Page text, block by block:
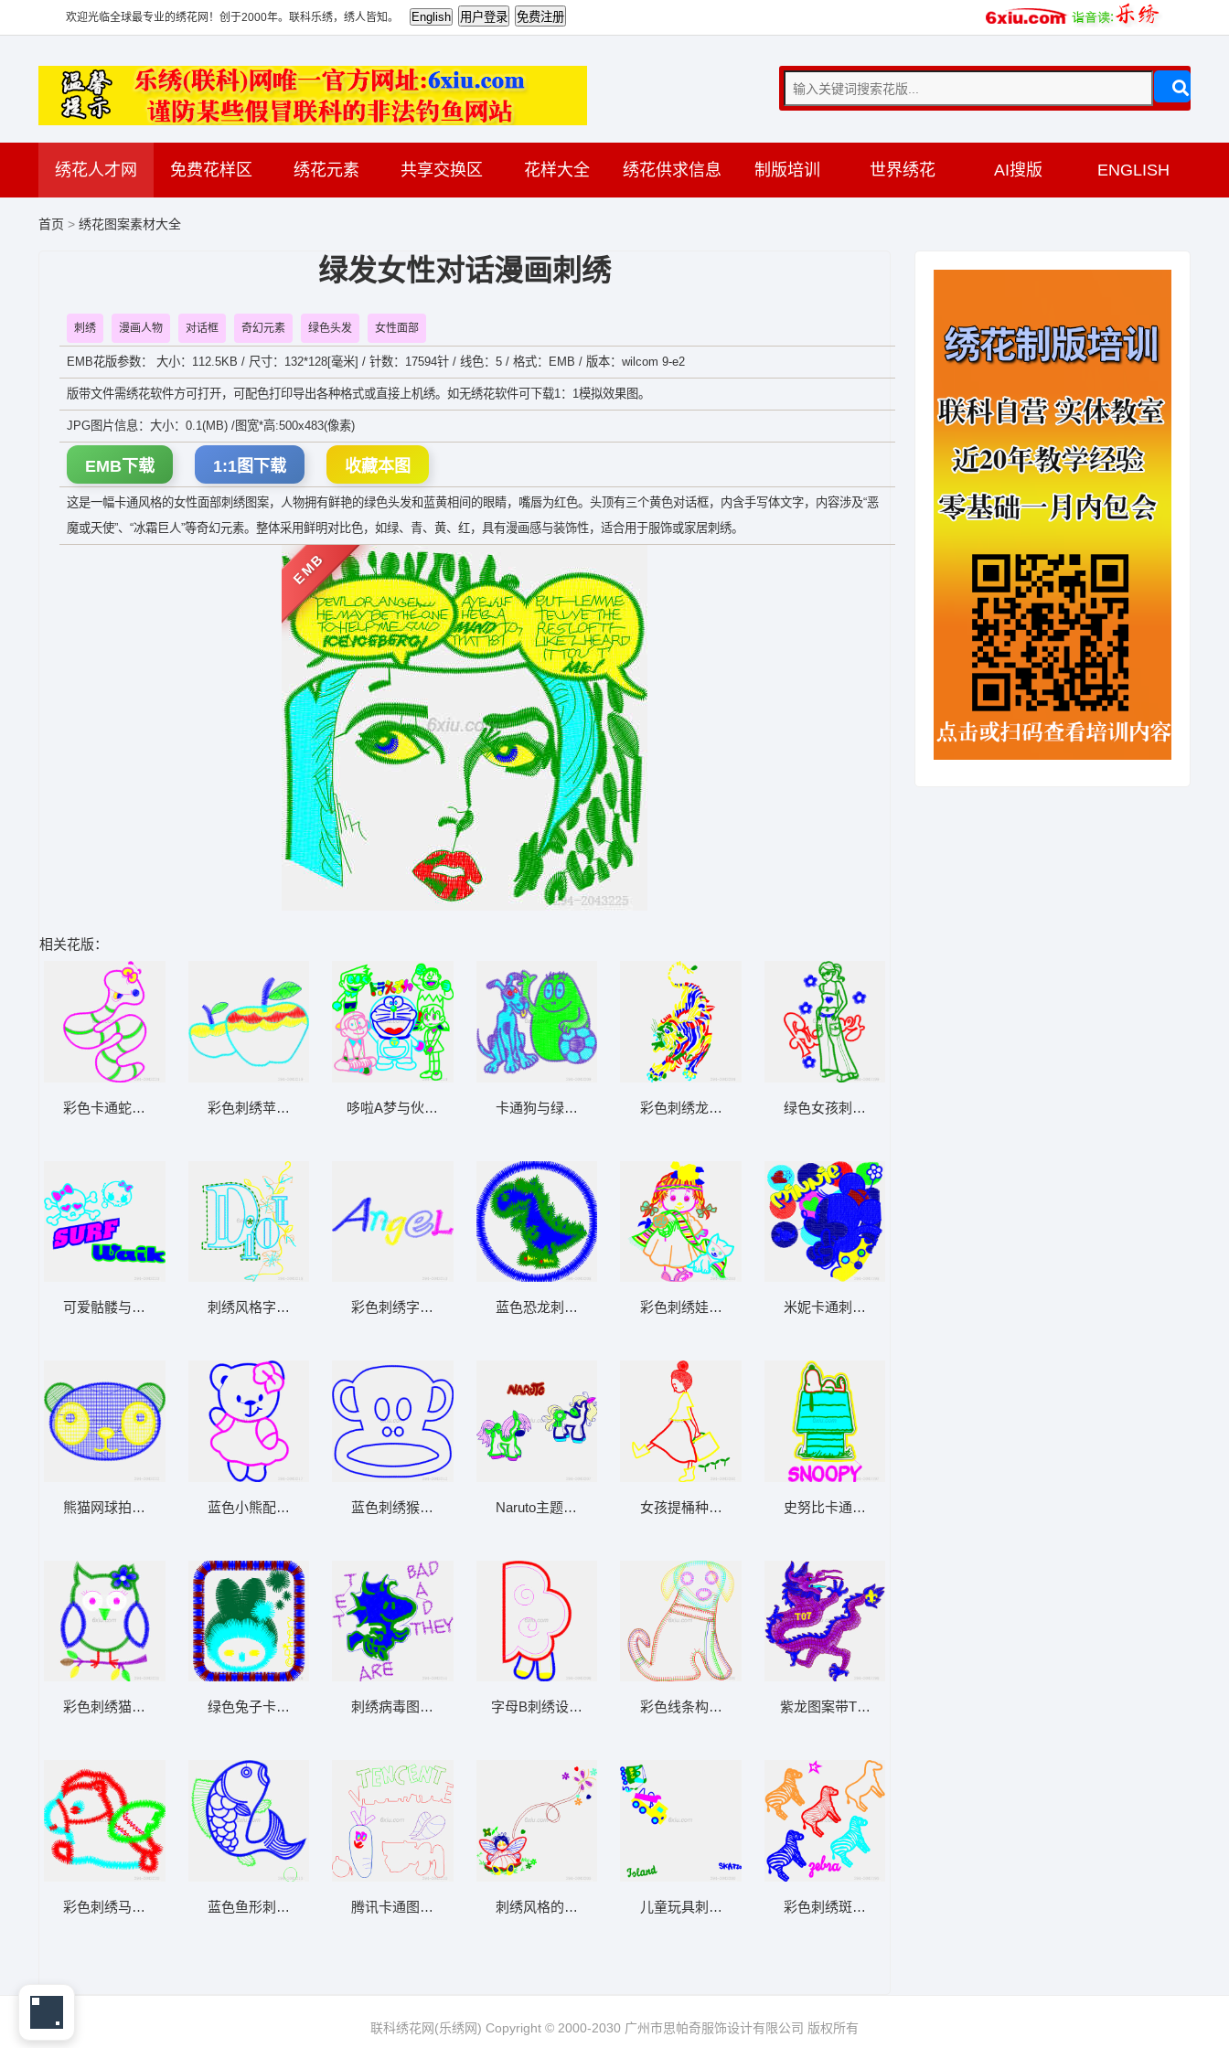
欢迎光临全球最专业的绣花网！创于2000年。联科乐绣，绣人皆知。
绣花人才网 免费花样区 绣花元素 共享交换区 花样大全 绣花供求信息 制版培训 世界绣花 AI搜版 ENGLISH
首页 > 绣花图案素材大全
绿发女性对话漫画刺绣
刺绣 漫画人物 对话框 奇幻元素 绿色头发 女性面部
EMB花版参数： 大小：112.5KB / 尺寸：132*128[毫米] / 针数：17594针 / 线色：5 / 格式：EMB / 版本：wilcom 9-e2
版带文件需绣花软件方可打开，可配色打印导出各种格式或直接上机绣。如无绣花软件可下载1：1模拟效果图。
JPG图片信息：大小：0.1(MB) /图宽*高:500x483(像素)
EMB下载 1:1图下载 收藏本图
这是一幅卡通风格的女性面部刺绣图案，人物拥有鲜艳的绿色头发和蓝黄相间的眼睛，嘴唇为红色。头顶有三个黄色对话框，内含手写体文字，内容涉及“恶
魔或天使”、“冰霜巨人”等奇幻元素。整体采用鲜明对比色，如绿、青、黄、红，具有漫画感与装饰性，适合用于服饰或家居刺绣。
EMB
相关花版：
彩色卡通蛇图案
可爱骷髅与冲浪文字刺绣设计
熊猫网球拍图案
彩色刺绣猫头鹰图案
彩色刺绣马图案
彩色刺绣苹果图案
刺绣风格字母与花卉装饰图案
蓝色小熊配粉色装饰
绿色兔子卡通头像
蓝色鱼形刺绣设计图
哆啦A梦与伙伴们刺绣设计图
彩色刺绣字母“Angel”
蓝色刺绣猴子头像图案
刺绣病毒图案设计
腾讯卡通图案设计稿
卡通狗与绿色怪物玩足球
蓝色恐龙刺绣徽章
Naruto主题卡通马刺绣图案
字母B刺绣设计图
刺绣风格的童话精灵与蜻蜓
彩色刺绣龙图案设计
彩色刺绣娃娃与小猫
女孩提桶种植物
彩色线条构成的卡通狗
儿童玩具刺绣图案
绿色女孩刺绣图案
米妮卡通刺绣图案
史努比卡通形象刺绣图案
紫龙图案带T07标识
彩色刺绣斑马图案集合
联科绣花网(乐绣网) Copyright © 2000-2030 广州市思帕奇服饰设计有限公司 版权所有